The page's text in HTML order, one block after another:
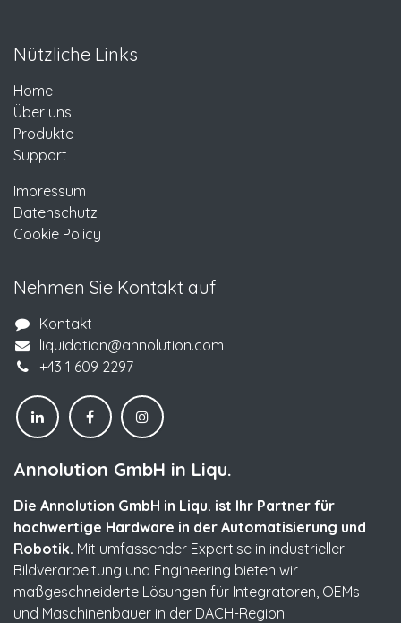
Nützliche Links
Home
Über uns
Produkte
Support
Impressum
Datenschutz
Cookie Policy
Nehmen Sie Kontakt auf
Kontakt
liquidation@annolution.com
+43 1 609 2297
Annolution GmbH in Liqu.
Die Annolution GmbH in Liqu. ist Ihr Partner für
hochwertige Hardware in der Automatisierung und
Robotik. Mit umfassender Expertise in industrieller
Bildverarbeitung und Engineering bieten wir
maßgeschneiderte Lösungen für Integratoren, OEMs
und Maschinenbauer in der DACH-Region.